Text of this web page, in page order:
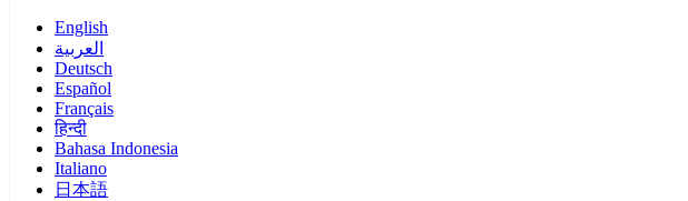
English
العربية
Deutsch
Español
Français
हिन्दी
Bahasa Indonesia
Italiano
日本語